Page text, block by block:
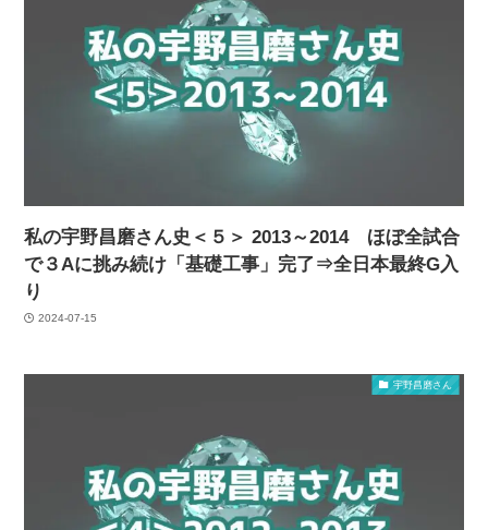
私の宇野昌磨さん史＜５＞ 2013～2014 ほぼ全試合
で３Aに挑み続け「基礎工事」完了⇒全日本最終G入
り
2024-07-15
宇野昌磨さん